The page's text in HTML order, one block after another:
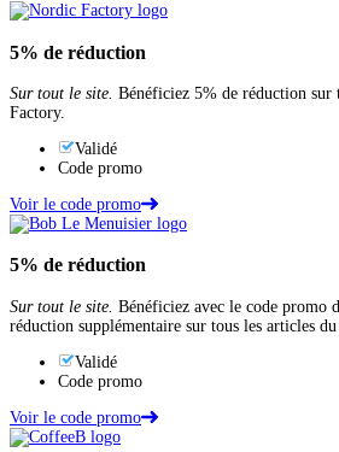
5% de réduction
Sur tout le site. Bénéficiez 5% de réduction sur
Factory.
Validé
Code promo
Voir le code promo
5% de réduction
Sur tout le site. Bénéficiez avec le code promo
réduction supplémentaire sur tous les articles du
Validé
Code promo
Voir le code promo